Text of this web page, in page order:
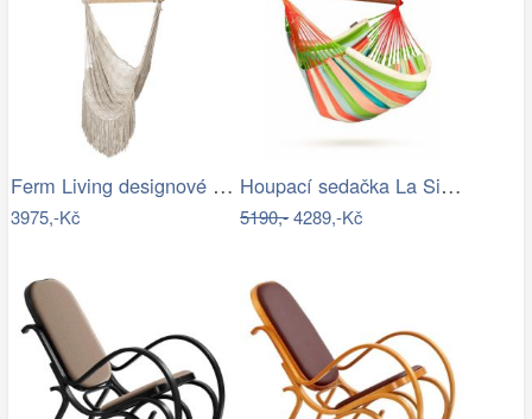
Ferm Living designové houpací sítě Path…
3975,-Kč
Houpací sedačka La Siesta DOMINGO - IN
5190,-4289,-Kč